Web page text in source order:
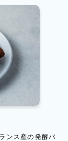
りのコーヒ
ての人がほっと
ンス産の発酵バ